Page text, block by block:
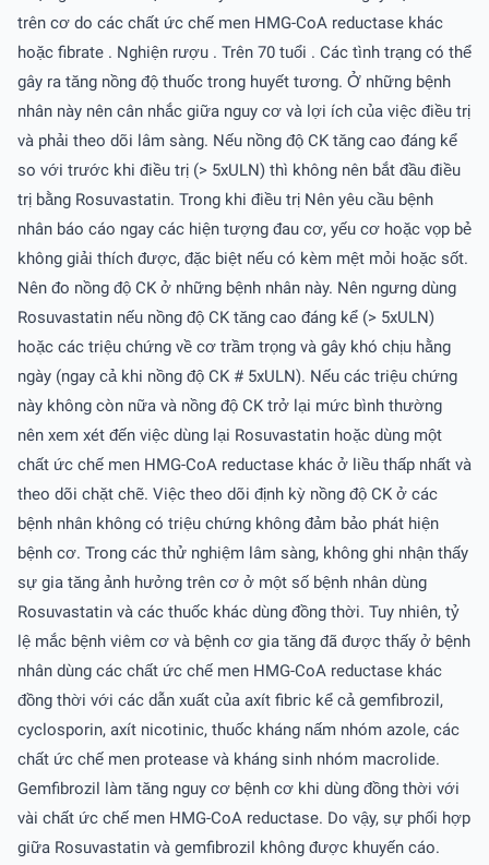
trên cơ do các chất ức chế men HMG-CoA reductase khác
hoặc fibrate . Nghiện rượu . Trên 70 tuổi . Các tình trạng có thể
gây ra tăng nồng độ thuốc trong huyết tương. Ở những bệnh
nhân này nên cân nhắc giữa nguy cơ và lợi ích của việc điều trị
và phải theo dõi lâm sàng. Nếu nồng độ CK tăng cao đáng kể
so với trước khi điều trị (> 5xULN) thì không nên bắt đầu điều
trị bằng Rosuvastatin. Trong khi điều trị Nên yêu cầu bệnh
nhân báo cáo ngay các hiện tượng đau cơ, yếu cơ hoặc vọp bẻ
không giải thích được, đặc biệt nếu có kèm mệt mỏi hoặc sốt.
Nên đo nồng độ CK ở những bệnh nhân này. Nên ngưng dùng
Rosuvastatin nếu nồng độ CK tăng cao đáng kể (> 5xULN)
hoặc các triệu chứng về cơ trầm trọng và gây khó chịu hằng
ngày (ngay cả khi nồng độ CK # 5xULN). Nếu các triệu chứng
này không còn nữa và nồng độ CK trở lại mức bình thường
nên xem xét đến việc dùng lại Rosuvastatin hoặc dùng một
chất ức chế men HMG-CoA reductase khác ở liều thấp nhất và
theo dõi chặt chẽ. Việc theo dõi định kỳ nồng độ CK ở các
bệnh nhân không có triệu chứng không đảm bảo phát hiện
bệnh cơ. Trong các thử nghiệm lâm sàng, không ghi nhận thấy
sự gia tăng ảnh hưởng trên cơ ở một số bệnh nhân dùng
Rosuvastatin và các thuốc khác dùng đồng thời. Tuy nhiên, tỷ
lệ mắc bệnh viêm cơ và bệnh cơ gia tăng đã được thấy ở bệnh
nhân dùng các chất ức chế men HMG-CoA reductase khác
đồng thời với các dẫn xuất của axít fibric kể cả gemfibrozil,
cyclosporin, axít nicotinic, thuốc kháng nấm nhóm azole, các
chất ức chế men protease và kháng sinh nhóm macrolide.
Gemfibrozil làm tăng nguy cơ bệnh cơ khi dùng đồng thời với
vài chất ức chế men HMG-CoA reductase. Do vậy, sự phối hợp
giữa Rosuvastatin và gemfibrozil không được khuyến cáo.